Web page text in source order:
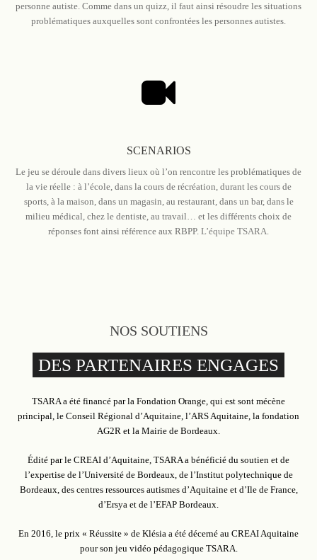
personne autiste. Comme dans un quizz, il faut ainsi résoudre les situations
problématiques auxquelles sont confrontées les personnes autistes.
SCENARIOS
Le jeu se déroule dans divers lieux où l’on rencontre les problématiques de
la vie réelle : à l’école, dans la cours de récréation, durant les cours de
sports, à la maison, dans un magasin, au restaurant, dans un bar, dans le
milieu médical, chez le dentiste, au travail… et les différents choix de
réponses font ainsi référence aux RBPP. L’équipe TSARA.
NOS SOUTIENS
DES PARTENAIRES ENGAGES
TSARA a été financé par la Fondation Orange, qui est sont mécène
principal, le Conseil Régional d’Aquitaine, l’ARS Aquitaine, la fondation
AG2R et la Mairie de Bordeaux.
Édité par le CREAI d’Aquitaine, TSARA a bénéficié du soutien et de
l’expertise de l’Université de Bordeaux, de l’Institut polytechnique de
Bordeaux, des centres ressources autismes d’Aquitaine et d’Ile de France,
d’Ersya et de l’EFAP Bordeaux.
En 2016, le prix « Réussite » de Klésia a été décerné au CREAI Aquitaine
pour son jeu vidéo pédagogique TSARA.